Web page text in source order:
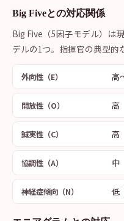
Big Fiveとの対応関係
Big Five（5因子モデル）は
デルの1つ。指揮官の典型的
外向性（E） 高
開放性（O） 高
誠実性（C） 高
協調性（A） 中
神経症傾向（N） 低